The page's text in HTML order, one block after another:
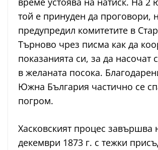
той е принуден да проговори,
предупредил комитетите в
Търново чрез писма как да
показанията си, за да насочат
в желаната посока.
Южна България частично се
погром.
Хасковският процес завършва
декември 1873 г. с тежки